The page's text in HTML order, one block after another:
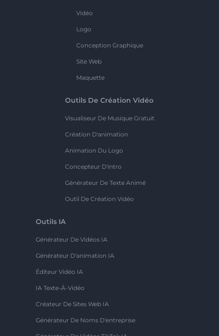
Vidéo
Logo
Conception Graphique
Site Web
Maquette
Outils De Création Vidéo
Visualiseur De Musique Gratuit
Création D'animation
Animation Du Logo
Concepteur D'intro
Générateur De Texte Animé
Outil De Création Vidéo
Outils IA
Générateur De Vidéos IA
Générateur D'animation IA
Éditeur Vidéo IA
IA Texte-À-Vidéo
Créateur De Sites Web IA
Générateur De Noms D'entreprise